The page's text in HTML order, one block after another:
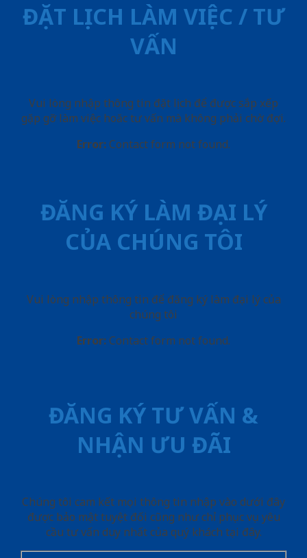
ĐẶT LỊCH LÀM VIỆC / TƯ
VẤN
Vui lòng nhập thông tin đặt lịch để được sắp xếp
gặp gỡ làm việc hoăc tư vấn mà không phải chờ đợi.
Error: Contact form not found.
ĐĂNG KÝ LÀM ĐẠI LÝ
CỦA CHÚNG TÔI
Vui lòng nhập thông tin để đăng ký làm đại lý của
chúng tôi
Error: Contact form not found.
ĐĂNG KÝ TƯ VẤN &
NHẬN ƯU ĐÃI
Chúng tôi cam kết mọi thông tin nhập vào dưới đây
được bảo mật tuyệt đối cũng như chỉ phục vụ yêu
cầu tư vấn duy nhất của quý khách tại đây.